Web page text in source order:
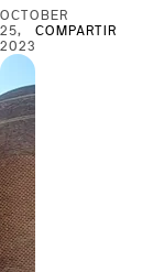
OCTOBER
25,
2023
COMPARTIR